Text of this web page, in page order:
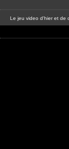
Le jeu video d'hier et de